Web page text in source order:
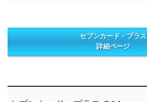
セブンカード・プラス
詳細ページ